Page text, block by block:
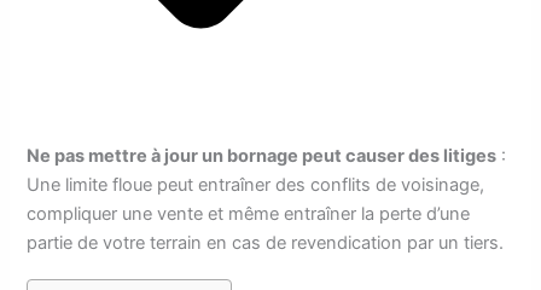
Ne pas mettre à jour un bornage peut causer des litiges :
Une limite floue peut entraîner des conflits de voisinage,
compliquer une vente et même entraîner la perte d’une
partie de votre terrain en cas de revendication par un tiers.